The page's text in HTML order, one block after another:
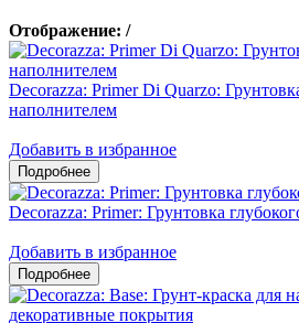
Отображение: /
Decorazza: Primer Di Quarzo:
наполнителем
Добавить в избранное
Decorazza: Primer: Грунтовка
Добавить в избранное